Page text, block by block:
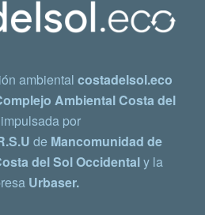
ambiental costadelsol.eco
Ambiental Costa del
por
de Mancomunidad de
del Sol Occidentaly la
Urbaser.